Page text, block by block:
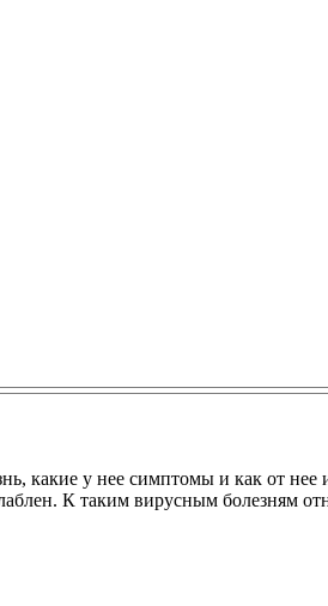
какие у нее симптомы и как от нее
К таким вирусным болезням